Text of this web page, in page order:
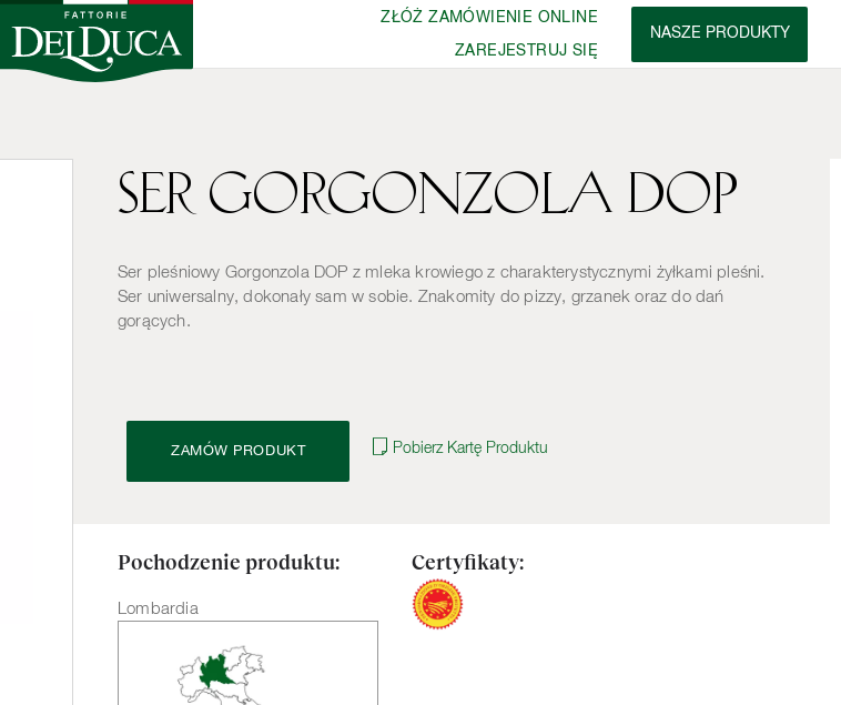
ZŁÓŻ ZAMÓWIENIE ONLINE
ZAREJESTRUJ SIĘ
NASZE PRODUKTY
Trufle i grzyby
Pomidory
Ser Gorgonzola DOP
Ser pleśniowy Gorgonzola DOP z mleka krowiego z charakterystycznymi żyłkami pleśni.
Ser uniwersalny, dokonały sam w sobie. Znakomity do pizzy, grzanek oraz do dań
gorących.
ZAMÓW PRODUKT Pobierz Kartę Produktu
Pochodzenie produktu:
Lombardia
Certyfikaty: